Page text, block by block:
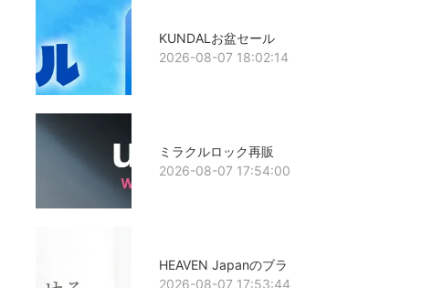
KUNDALお盆セール
2026-08-07 18:02:14
ミラクルロック再販
2026-08-07 17:54:00
HEAVEN Japanのブラ
2026-08-07 17:53:44